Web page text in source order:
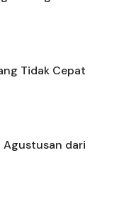
Tidak Cepat
Agustusan dari